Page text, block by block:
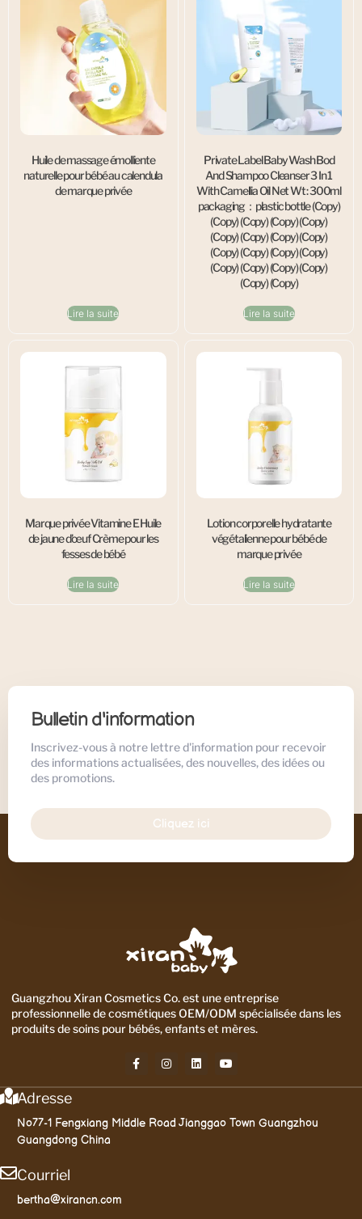
Huile de massage émolliente
naturelle pour bébé au calendula
de marque privée
Lire la suite
Private Label Baby Wash Bod
And Shampoo Cleanser 3 In 1
With Camellia Oil Net Wt : 300ml
packaging：plastic bottle (Copy)
(Copy) (Copy) (Copy) (Copy)
(Copy) (Copy) (Copy) (Copy)
(Copy) (Copy) (Copy) (Copy)
(Copy) (Copy) (Copy) (Copy)
(Copy) (Copy)
Lire la suite
Marque privée Vitamine E Huile
de jaune d’œuf Crème pour les
fesses de bébé
Lire la suite
Lotion corporelle hydratante
végétalienne pour bébé de
marque privée
Lire la suite
Bulletin d'information
Inscrivez-vous à notre lettre d'information pour recevoir
des informations actualisées, des nouvelles, des idées ou
des promotions.
Cliquez ici
Guangzhou Xiran Cosmetics Co. est une entreprise
professionnelle de cosmétiques OEM/ODM spécialisée dans les
produits de soins pour bébés, enfants et mères.
Adresse
No77-1 Fengxiang Middle Road Jianggao Town Guangzhou
Guangdong China
Courriel
bertha@xirancn.com